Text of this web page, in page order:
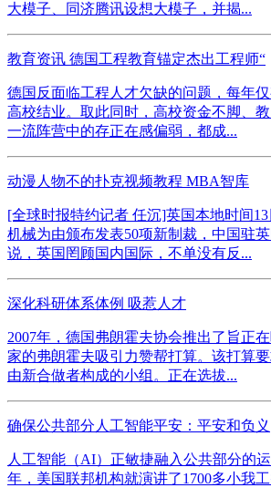
大模子、同济腾讯设想大模子，并揭...
教育资讯 德国工程教育锚定杰出工程师“
德国反面临工程人才欠缺的问题，每年
高校结业。取此同时，高校资金不脚、
一流阵营中的存正在感偏弱，都成...
动漫人物不的扑克视频教程 MBA智库
[全球时报特约记者 任沉]英国本地时间
机械为由颁布发表50项新制裁，中国驻
说，英国罔顾国内国际，不单没有反...
深化科研体系体例 吸惹人才
2007年，德国弗朗霍夫协会推出了旨正
家的弗朗霍夫吸引力赞帮打算。该打算
由新合做者构成的小组。正在选拔...
确保公共部分人工智能平安：平安和负义
人工智能（AI）正敏捷融入公共部分的
年，美国联邦机构就演讲了1700多小我